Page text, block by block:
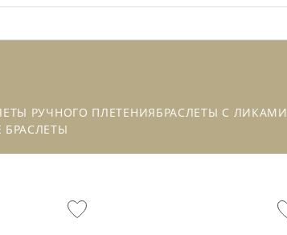
РУЧНОГО ПЛЕТЕНИЯБРАСЛЕТЫ С ЛИКАМИ
БРАСЛЕТЫ